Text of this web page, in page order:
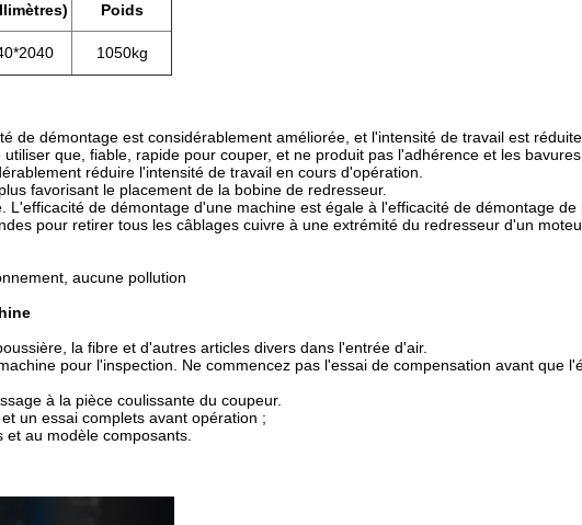
Poids
1050kg
de démontage est considérablement améliorée, et l'intensité de travail est réduite.
que, fiable, rapide pour couper, et ne produit pas l'adhérence et les bavures.
réduire l'intensité de travail en cours d'opération.
favorisant le placement de la bobine de redresseur.
de démontage d'une machine est égale à l'efficacité de démontage
pour retirer tous les câblages cuivre à une extrémité du redresseur d'un
aucune pollution
la fibre et d'autres articles divers dans l'entrée d'air.
pour l'inspection. Ne commencez pas l'essai de compensation avant que
à la pièce coulissante du coupeur.
un essai complets avant opération ;
au modèle composants.